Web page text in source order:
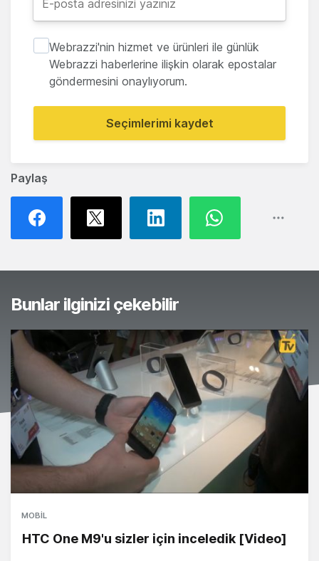
Paylaş
Webrazzi'nin hizmet ve ürünleri ile günlük
Webrazzi haberlerine ilişkin olarak epostalar
göndermesini onaylıyorum.
Seçimlerimi kaydet
Bunlar ilginizi çekebilir
MOBIL
HTC One M9'u sizler için inceledik [Video]